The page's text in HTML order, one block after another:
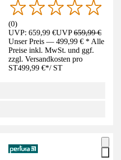
(0)
UVP: 659,99 €UVP659,99 €
Unser Preis — 499,99 € * Alle
Preise inkl. MwSt. und ggf.
zzgl. Versandkosten pro
ST499,99 €*/ ST